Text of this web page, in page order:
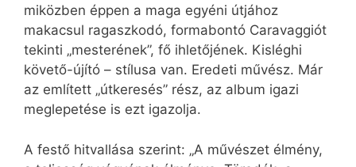
miközben éppen a maga egyéni útjához
makacsul ragaszkodó, formabontó Caravaggiót
tekinti „mesterének”, fő ihletőjének. Kisléghi
követő-újító – stílusa van. Eredeti művész. Már
az említett „útkeresés” rész, az album igazi
meglepetése is ezt igazolja.
A festő hitvallása szerint: „A művészet élmény,